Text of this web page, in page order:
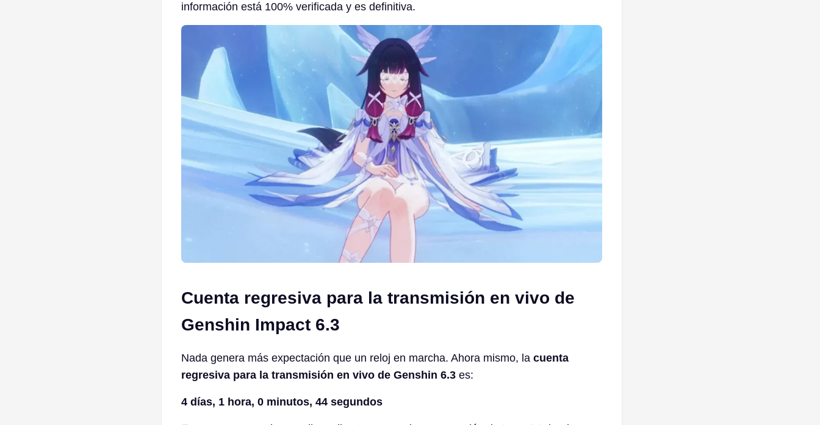
información está 100% verificada y es definitiva.
Cuenta regresiva para la transmisión en vivo de
Genshin Impact 6.3
Nada genera más expectación que un reloj en marcha. Ahora mismo, la cuenta
regresiva para la transmisión en vivo de Genshin 6.3 es:
4 días, 1 hora, 0 minutos, 44 segundos